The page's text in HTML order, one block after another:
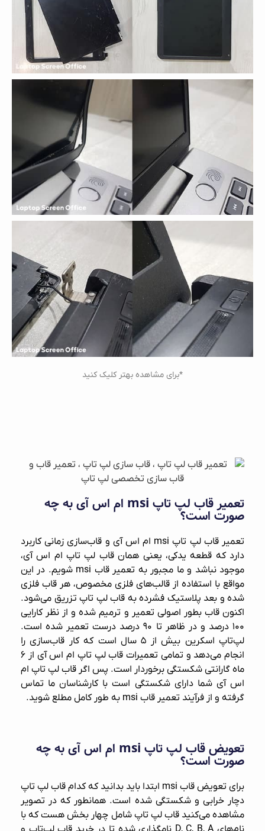
*برای مشاهده بهتر کلیک کنید
تعمیر قاب لپ‌ تاپ msi ام اس آی به چه
صورت است؟
تعمیر قاب لپ‌ تاپ msi ام اس آی و قاب‌سازی زمانی کاربرد
دارد که قطعه یدکی، یعنی همانقاب لپ‌ تاپ ام اس آی،
موجود نباشد و ما مجبور به تعمیر قاب msi شویم. در این
مواقع با استفاده از قالب‌های فلزی مخصوص، هر قاب فلزی
شده و بعد پلاستیک فشرده به قاب لپ‌ تاپ تزریق می‌شود.
اکنون قاب بطور اصولی تعمیر و ترمیم شده و از نظر کارایی
۱۰۰ درصد و در ظاهر تا ۹۰ درصد درست تعمیر شده است.
لپ‌تاپ اسکرین بیش از ۵ سال است که کار قاب‌سازی را
انجام می‌دهد و تمامی تعمیرات قاب لپ‌ تاپ ام اس آی از ۶
ماه گارانتی شکستگی برخوردار است. پس اگر قاب لپ‌ تاپ ام
اس آی شما دارای شکستگی است با کارشناسان ما تماس
گرفته و از فرآیند تعمیر قاب msi به طور کامل مطلع شوید.
تعویض قاب لپ‌ تاپ msi ام اس آی به چه
صورت است؟
برای تعویض قاب msi ابتدا باید بدانید که کدام قاب لپ‌ تاپ
دچار خرابی و شکستگی شده است. همانطور که در تصویر
مشاهده می‌کنید قاب لپ‌ تاپ شامل چهار بخش هست که با